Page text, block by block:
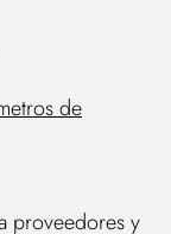
de
proveedores y